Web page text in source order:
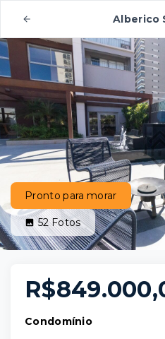
Alberico
Pronto para morar
52Fotos
Condomínio